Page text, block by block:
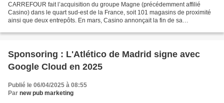
CARREFOUR fait l’acquisition du groupe Magne (précédemment affilié
Casino) dans le quart sud-est de la France, soit 101 magasins de proximité
ainsi que deux entrepôts. En mars, Casino annonçait la fin de sa
Sponsoring : L'Atlético de Madrid signe avec
Google Cloud en 2025
Publié le 06/04/2025 à 08:55
Par new pub marketing